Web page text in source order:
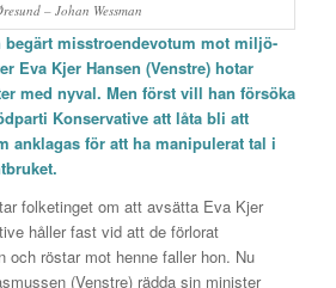
– Johan Wessman
misstroendevotum mot miljö-
Eva Kjer Hansen (Venstre) hotar
med nyval. Men först vill han försöka
Konservative att låta bli att
anklagas för att ha manipulerat tal i
folketinget om att avsätta Eva Kjer
håller fast vid att de förlorat
och röstar mot henne faller hon. Nu
(Venstre) rädda sin minister